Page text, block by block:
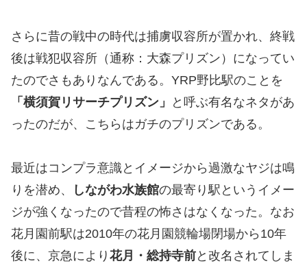
さらに昔の戦中の時代は捕虜収容所が置かれ、終戦
後は戦犯収容所（通称：大森プリズン）になってい
たのでさもありなんである。YRP野比駅のことを
「横須賀リサーチプリズン」
と呼ぶ有名なネタがあ
ったのだが、こちらはガチのプリズンである。
最近はコンプラ意識とイメージから過激なヤジは鳴
りを潜め、
しながわ水族館の最寄り駅というイメー
ジが強くなったので昔程の怖さはなくなった。なお
花月園前駅は2010年の花月園競輪場閉場から10年
後に、京急により 花月・総持寺前と改名されてしま